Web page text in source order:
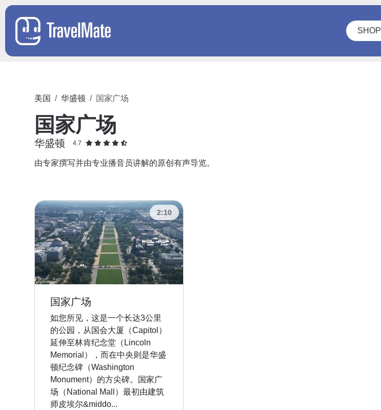
SHOP
美国 华盛顿 国家广场
国家广场
华盛顿 4.7
由专家撰写并由专业播音员讲解的原创有声导览。
2:10
国家广场
如您所见，这是一个长达3公里
的公园，从国会大厦（Capitol）
延伸至林肯纪念堂（Lincoln
Memorial），而在中央则是华盛
顿纪念碑（Washington
Monument）的方尖碑。国家广
场（National Mall）最初由建筑
师皮埃尔&middo...